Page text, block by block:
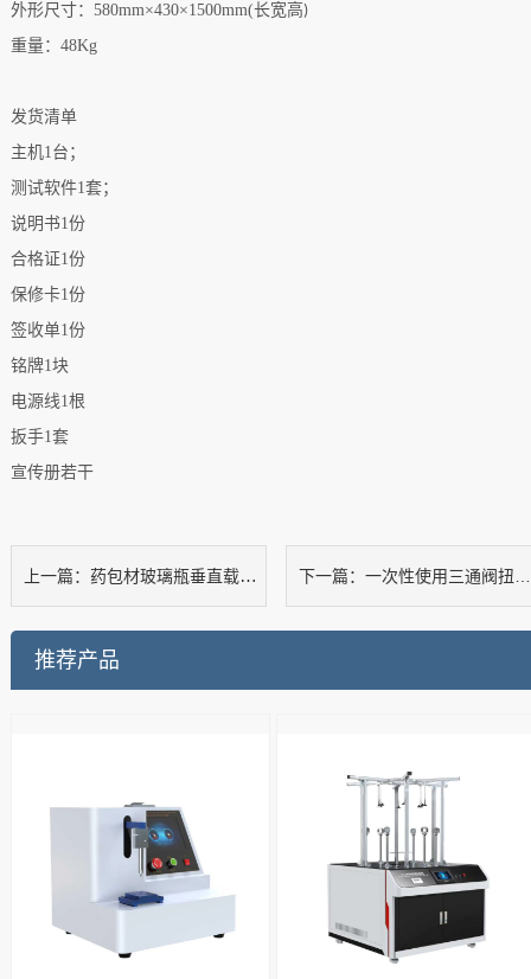
外形尺寸： 580mm×430×1500mm(长宽高)
重量： 48Kg
发货清单
主机1台；
测试软件1套；
说明书1份
合格证1份
保修卡1份
签收单1份
铭牌1块
电源线1根
扳手1套
宣传册若干
上一篇： 药包材玻璃瓶垂直载荷测试仪 下一篇： 一次性使用三通阀扭力测试仪
推荐产品